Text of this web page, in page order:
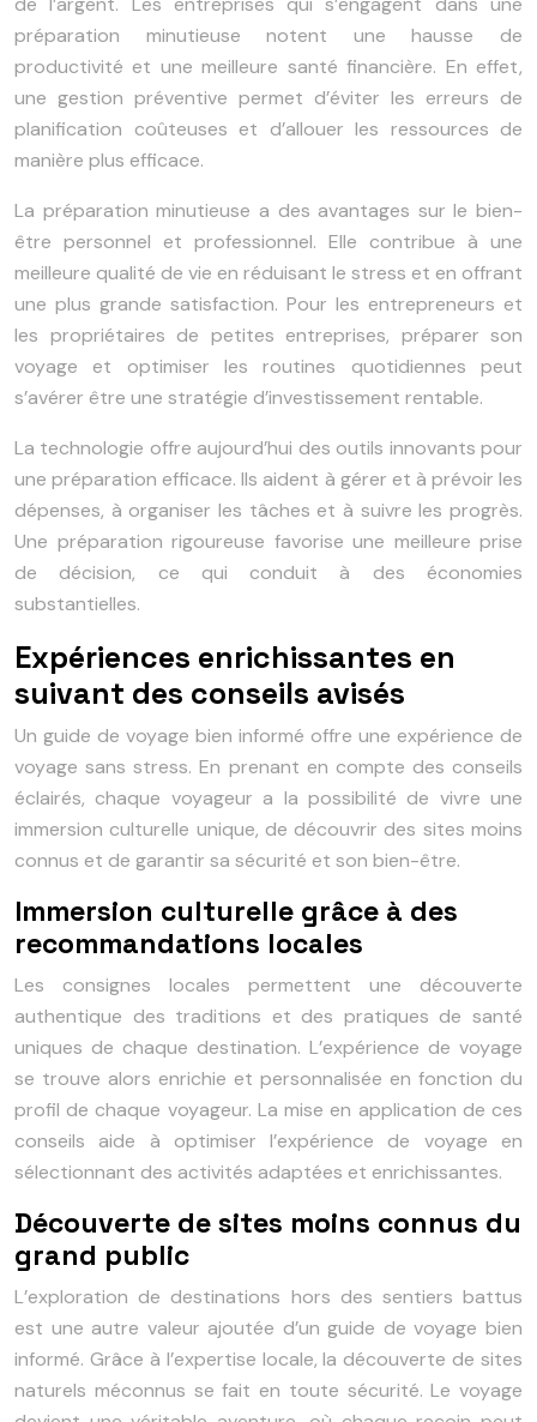
préparation minutieuse notent une hausse de
productivité et une meilleure santé financière. En effet,
une gestion préventive permet d’éviter les erreurs de
planification coûteuses et d’allouer les ressources de
manière plus efficace.
La préparation minutieuse a des avantages sur le bien-
être personnel et professionnel. Elle contribue à une
meilleure qualité de vie en réduisant le stress et en offrant
une plus grande satisfaction. Pour les entrepreneurs et
les propriétaires de petites entreprises, préparer son
voyage et optimiser les routines quotidiennes peut
s’avérer être une stratégie d’investissement rentable.
La technologie offre aujourd’hui des outils innovants pour
une préparation efficace. Ils aident à gérer et à prévoir les
dépenses, à organiser les tâches et à suivre les progrès.
Une préparation rigoureuse favorise une meilleure prise
de décision, ce qui conduit à des économies
substantielles.
Expériences enrichissantes en
suivant des conseils avisés
Un guide de voyage bien informé offre une expérience de
voyage sans stress. En prenant en compte des conseils
éclairés, chaque voyageur a la possibilité de vivre une
immersion culturelle unique, de découvrir des sites moins
connus et de garantir sa sécurité et son bien-être.
Immersion culturelle grâce à des
recommandations locales
Les consignes locales permettent une découverte
authentique des traditions et des pratiques de santé
uniques de chaque destination. L’expérience de voyage
se trouve alors enrichie et personnalisée en fonction du
profil de chaque voyageur. La mise en application de ces
conseils aide à optimiser l’expérience de voyage en
sélectionnant des activités adaptées et enrichissantes.
Découverte de sites moins connus du
grand public
L’exploration de destinations hors des sentiers battus
est une autre valeur ajoutée d’un guide de voyage bien
informé. Grâce à l’expertise locale, la découverte de sites
naturels méconnus se fait en toute sécurité. Le voyage